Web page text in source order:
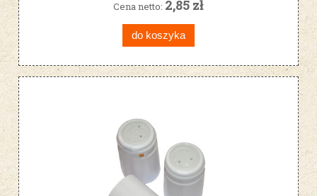
Cena netto: 2,85 zł
do koszyka